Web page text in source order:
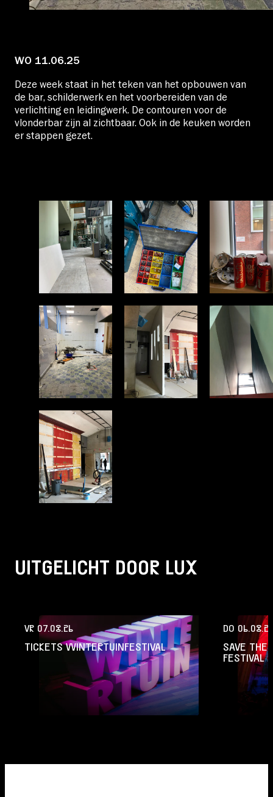
Educatie
Over Stichting LUX
Nieuws
Volg ons op:
WO 11.06.25
Deze week staat in het teken van het opbouwen van
de bar, schilderwerk en het voorbereiden van de
verlichting en leidingwerk. De contouren voor de
vlonderbar zijn al zichtbaar. Ook in de keuken worden
er stappen gezet.
UITGELICHT DOOR LUX
VR 07.08.26
TICKETS WINTERTUINFESTIVAL
DO
SAVE THE
FESTIVAL